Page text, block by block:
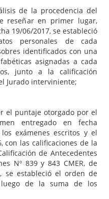
de la procedencia del
reseñar en primer lugar,
19/06/2017, se estableció
personales de cada
identificados con una
asignadas a cada
junto a la calificación
Jurado interviniente;
el puntaje otorgado por el
entregado en fecha
exámenes escritos y el
con las calificaciones de la
de Antecedentes
Nº 839 y 843 CMER, de
se estableció el orden de
luego de la suma de los